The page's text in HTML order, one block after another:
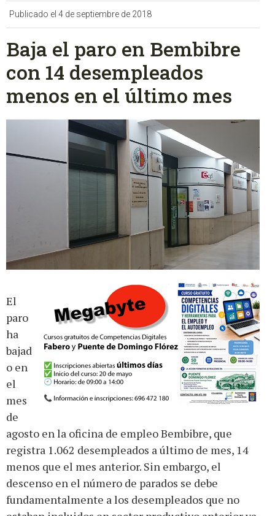
Publicado el 4 de septiembre de 2018
Baja el paro en Bembibre
con 14 desempleados
menos en el último mes
El
paro
ha
bajad
o en
el
mes
de
agosto en la oficina de empleo Bembibre, que
registra 1.062 desempleados a último de mes, 14
menos que el mes anterior. Sin embargo, el
descenso en el número de parados se debe
fundamentalmente a los desempleados que no